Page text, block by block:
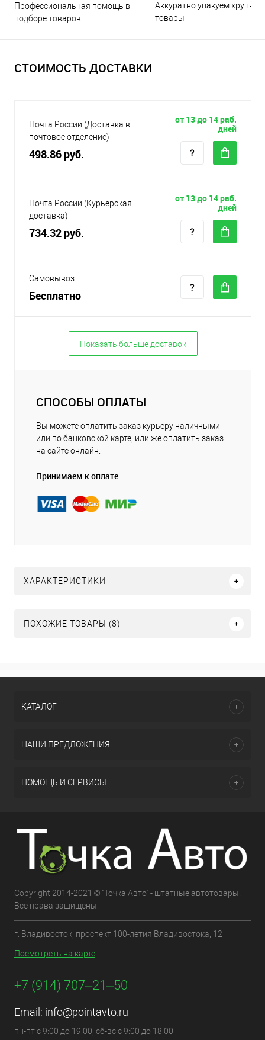
Профессиональная помощь в
подборе товаров
Аккуратно упакуем хрупкие
товары
СТОИМОСТЬ ДОСТАВКИ
Почта России (Доставка в
почтовое отделение)
498.86 руб.
от 13 до 14 раб.
дней
Почта России (Курьерская
доставка)
734.32 руб.
от 13 до 14 раб.
дней
Самовывоз
Бесплатно
Показать больше доставок
СПОСОБЫ ОПЛАТЫ
Вы можете оплатить заказ курьеру наличными
или по банковской карте, или же оплатить заказ
на сайте онлайн.
Принимаем к оплате
ХАРАКТЕРИСТИКИ
ПОХОЖИЕ ТОВАРЫ (8)
КАТАЛОГ
НАШИ ПРЕДЛОЖЕНИЯ
ПОМОЩЬ И СЕРВИСЫ
Copyright 2014-2021 © "Точка Авто" - штатные автотовары.
Все права защищены.
г. Владивосток, проспект 100-летия Владивостока, 12
Посмотреть на карте
+7 (914) 707‒21‒50
Email: info@pointavto.ru
пн-пт с 9:00 до 19:00, сб-вс с 9:00 до 18:00